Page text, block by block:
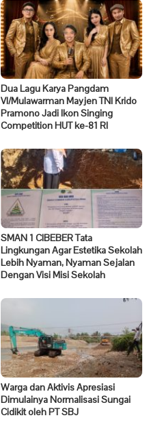
Dua Lagu Karya Pangdam
VI/Mulawarman Mayjen TNI Krido
Pramono Jadi Ikon Singing
Competition HUT ke-81 RI
SMAN 1 CIBEBER Tata
Lingkungan Agar Estetika Sekolah
Lebih Nyaman, Nyaman Sejalan
Dengan Visi Misi Sekolah
Warga dan Aktivis Apresiasi
Dimulainya Normalisasi Sungai
Cidikit oleh PT SBJ